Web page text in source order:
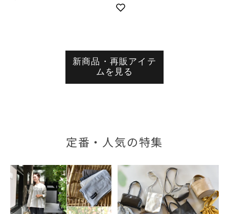
価
常
価
新商品・再販アイテ
ムを見る
定番・人気の特集